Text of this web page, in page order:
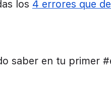
los 4 errores que
saber en tu primer